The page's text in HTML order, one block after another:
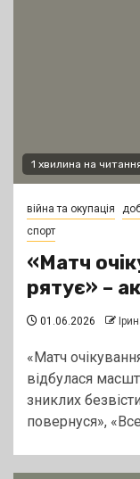
1 хвилина на
війна та окупація
спорт
«Матч
рятує» –
01.06.2026
«Матч
відбулася
зниклих
повернуся»,